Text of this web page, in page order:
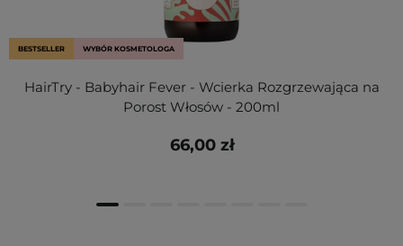
BESTSELLER WYBÓR KOSMETOLOGA
HairTry - Babyhair Fever - Wcierka Rozgrzewająca na
Porost Włosów - 200ml
66,00 zł